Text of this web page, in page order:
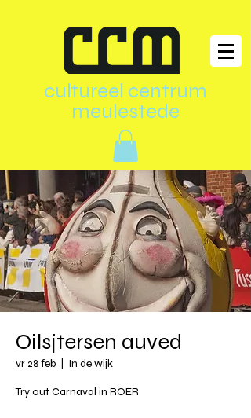
cultureel centrum
meulestede
Oilsjtersen auved
vr 28 feb In de wijk
Try out Carnaval in ROER